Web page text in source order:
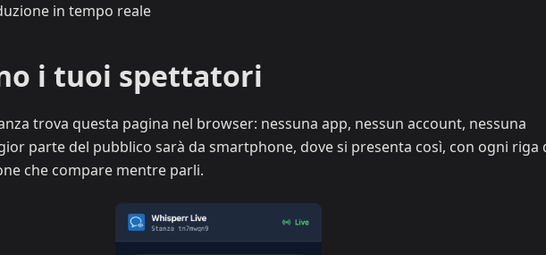
in tempo reale
i tuoi spettatori
trova questa pagina nel browser: nessuna app, nessun account, nessuna
parte del pubblico sarà da smartphone, dove si presenta così, con ogni riga
che compare mentre parli.